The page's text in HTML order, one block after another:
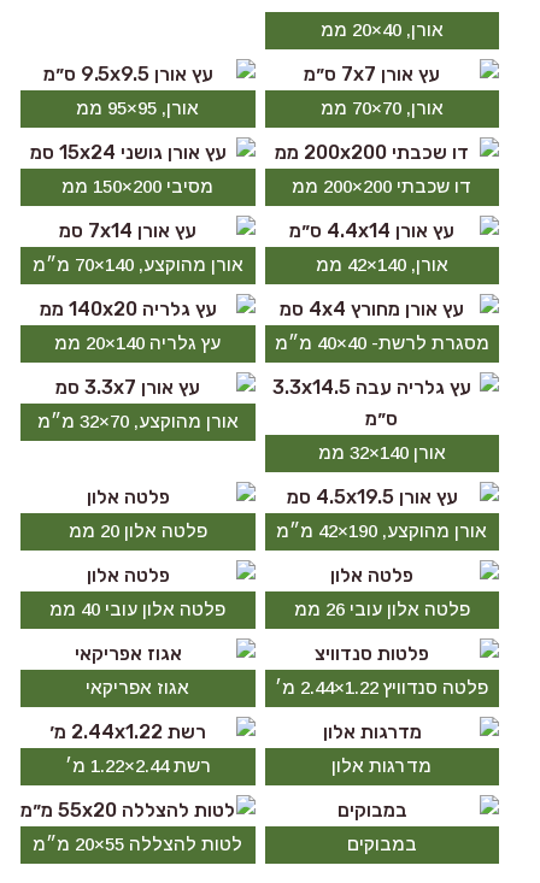
אורן, 40×20 ממ
אורן, 70×70 ממ אורן, 95×95 ממ
דו שכבתי 200×200 ממ מסיבי 200×150 ממ
אורן, 140×42 ממ אורן מהוקצע, 140×70 מ״מ
מסגרת לרשת- 40×40 מ״מ עץ גלריה 140×20 ממ
אורן 140×32 ממ
אורן מהוקצע, 70×32 מ״מ
אורן מהוקצע, 190×42 מ״מ פלטה אלון 20 ממ
פלטה אלון עובי 26 ממ פלטה אלון עובי 40 ממ
פלטה סנדוויץ 1.22×2.44 מ׳ אגוז אפריקאי
מדרגות אלון רשת 2.44×1.22 מ׳
במבוקים לטות להצללה 55×20 מ״מ